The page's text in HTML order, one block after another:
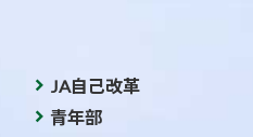
JA自己改革
青年部